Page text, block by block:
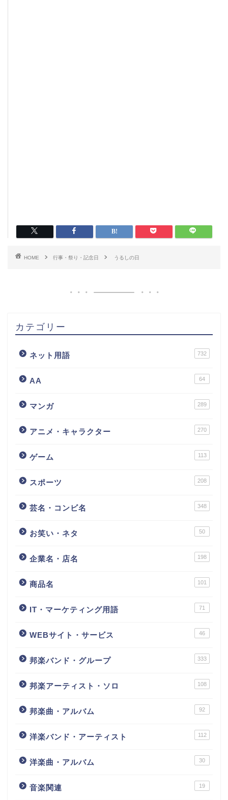
HOME 行事・祭り・記念日 うるしの日
カテゴリー
ネット用語 732
AA 64
マンガ 289
アニメ・キャラクター 270
ゲーム 113
スポーツ 208
芸名・コンビ名 348
お笑い・ネタ 50
企業名・店名 198
商品名 101
IT・マーケティング用語 71
WEBサイト・サービス 46
邦楽バンド・グループ 333
邦楽アーティスト・ソロ 108
邦楽曲・アルバム 92
洋楽バンド・アーティスト 112
洋楽曲・アルバム 30
音楽関連 19